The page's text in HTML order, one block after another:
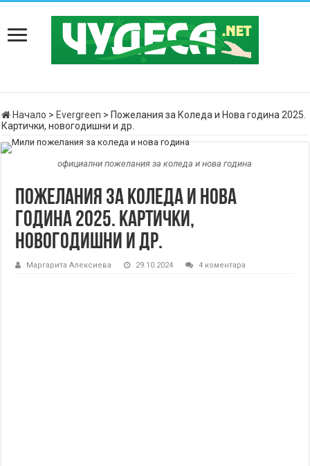
Начало > Evergreen > Пожелания за Коледа и Нова година 2025.
Картички, новогодишни и др.
официални пожелания за коледа и нова година
Пожелания за Коледа и Нова
година 2025. Картички,
новогодишни и др.
Маргарита Алексиева 29.10.2024 4 коментара